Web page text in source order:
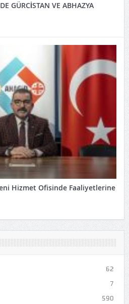
GÜRCİSTAN VE ABHAZYA
Hizmet Ofisinde Faaliyetlerine
62
7
590